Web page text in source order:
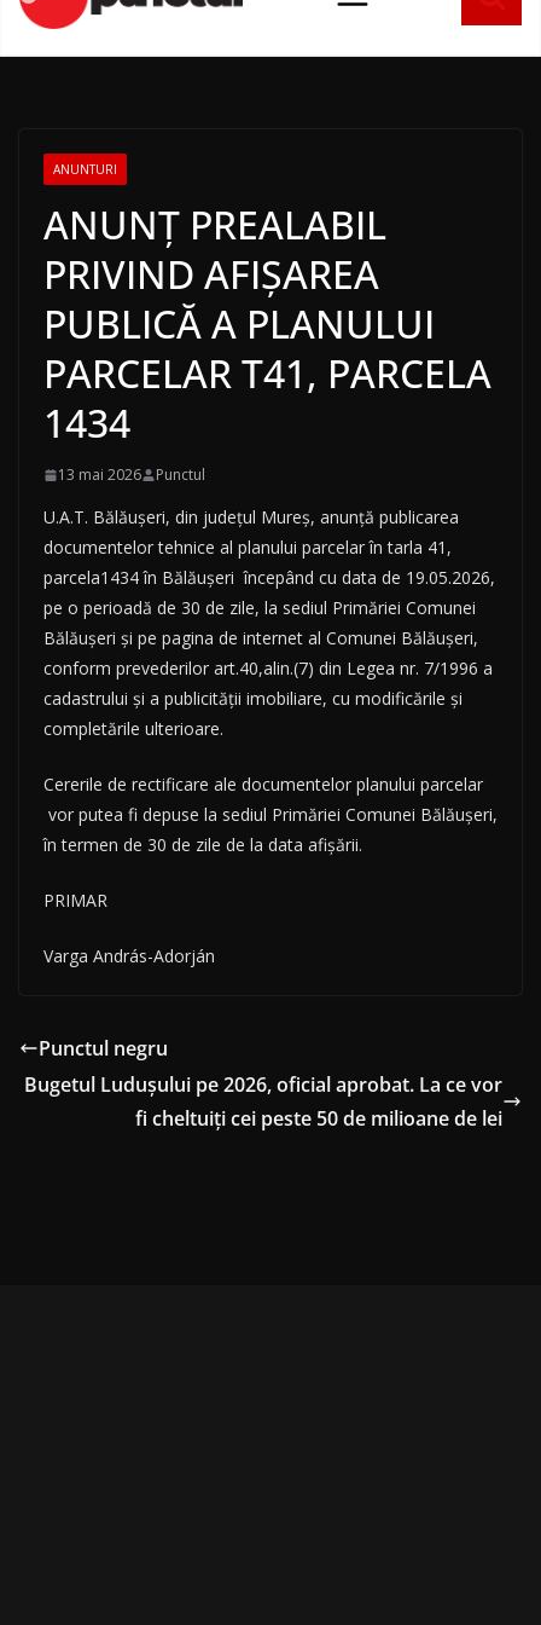
conținut
ANUNTURI
ANUNȚ PREALABIL
PRIVIND AFIȘAREA
PUBLICĂ A PLANULUI
PARCELAR T41, PARCELA
1434
13 mai 2026 Punctul
U.A.T. Bălăușeri, din județul Mureș, anunță publicarea
documentelor tehnice al planului parcelar în tarla 41,
parcela1434 în Bălăușeri începând cu data de 19.05.2026,
pe o perioadă de 30 de zile, la sediul Primăriei Comunei
Bălăușeri și pe pagina de internet al Comunei Bălăușeri,
conform prevederilor art.40,alin.(7) din Legea nr. 7/1996 a
cadastrului și a publicității imobiliare, cu modificările și
completările ulterioare.
Cererile de rectificare ale documentelor planului parcelar
vor putea fi depuse la sediul Primăriei Comunei Bălăușeri,
în termen de 30 de zile de la data afișării.
PRIMAR
Varga András-Adorján
Punctul negru
Bugetul Ludușului pe 2026, oficial aprobat. La ce vor
fi cheltuiți cei peste 50 de milioane de lei